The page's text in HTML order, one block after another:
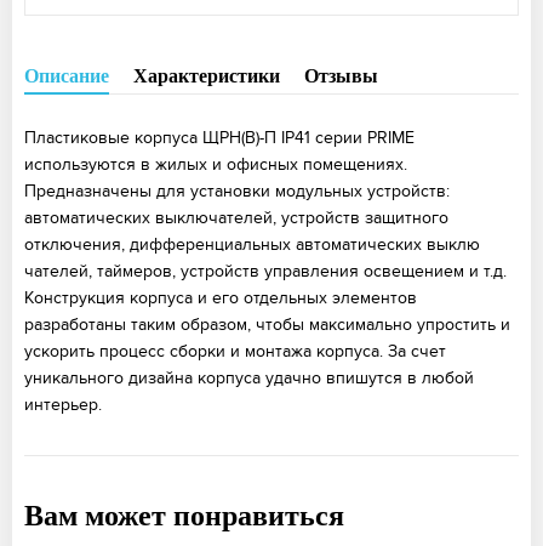
Описание Характеристики Отзывы
Пластиковые корпуса ЩРН(В)-П IP41 серии PRIME
используются в жилых и офисных помещениях.
Предназначены для установки модульных устройств:
автоматических выключателей, устройств защитного
отключения, дифференциальных автоматических выклю
чателей, таймеров, устройств управления освещением и т.д.
Конструкция корпуса и его отдельных элементов
разработаны таким образом, чтобы максимально упростить и
ускорить процесс сборки и монтажа корпуса. За счет
уникального дизайна корпуса удачно впишутся в любой
интерьер.
Вам может понравиться